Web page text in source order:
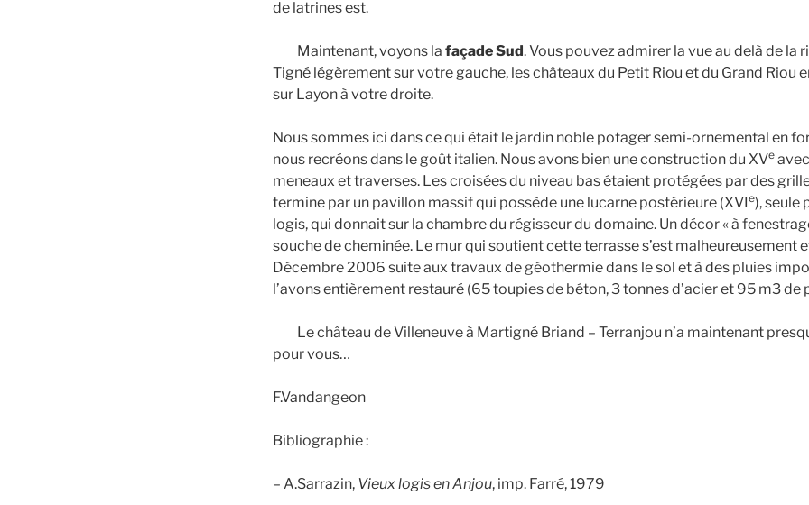
de latrines est.
Maintenant, voyons la façade Sud. Vous pouvez admirer la vue au delà de la
Tigné légèrement sur votre gauche, les châteaux du Petit Riou et du Grand Riou
sur Layon à votre droite.
Nous sommes ici dans ce qui était le jardin noble potager semi-ornemental en
nous recréons dans le goût italien. Nous avons bien une construction du XVe
meneaux et traverses. Les croisées du niveau bas étaient protégées par des
termine par un pavillon massif qui possède une lucarne postérieure (XVIe), seule
logis, qui donnait sur la chambre du régisseur du domaine. Un décor « à
souche de cheminée. Le mur qui soutient cette terrasse s’est malheureusement
Décembre 2006 suite aux travaux de géothermie dans le sol et à des pluies
l’avons entièrement restauré (65 toupies de béton, 3 tonnes d’acier et 95 m3 de
Le château de Villeneuve à Martigné Briand – Terranjou n’a maintenant
pour vous…
F.Vandangeon
Bibliographie :
– A.Sarrazin, Vieux logis en Anjou, imp. Farré, 1979